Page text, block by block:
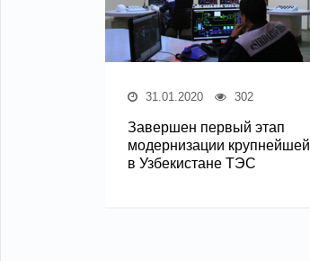
31.01.2020 302
Завершен первый этап
модернизации крупнейшей
в Узбекистане ТЭС